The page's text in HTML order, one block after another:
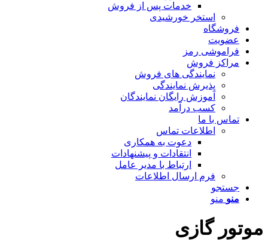
خدمات پس از فروش
استخر خورشیدی
فروشگاه
عضویت
فراموشی رمز
مراکز فروش
نمایندگی های فروش
پذیرش نمایندگی
آموزش رایگان نمایندگان
کسب درآمد
تماس با ما
اطلاعات تماس
دعوت به همکاری
انتقادات و پیشنهادات
ارتباط با مدیر عامل
فرم ارسال اطلاعات
جستجو
منو منو
موتور گازی